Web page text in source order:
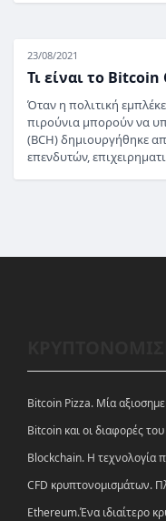
23/08/2021
Τι είναι το Bitcoin
Όταν η πολιτική
πιρούνια μπορούν να
(BCH) δημιουργήθηκε
επενδυτών,